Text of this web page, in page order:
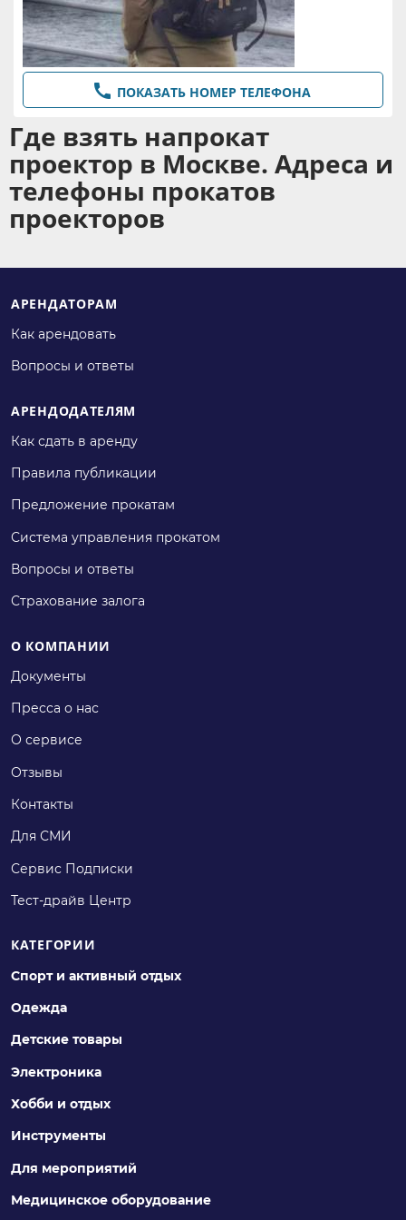
комбайны
Пылесосы
Хлебопечки Другое,Другое
Другое,Другое,Другое
 ПОКАЗАТЬ НОМЕР ТЕЛЕФОНА
Где взять напрокат
проектор в Москве. Адреса и
телефоны прокатов
проекторов
АРЕНДАТОРАМ
Как арендовать
Вопросы и ответы
АРЕНДОДАТЕЛЯМ
Как сдать в аренду
Правила публикации
Предложение прокатам
Система управления прокатом
Вопросы и ответы
Страхование залога
О КОМПАНИИ
Документы
Пресса о нас
О сервисе
Отзывы
Контакты
Для СМИ
Сервис Подписки
Тест-драйв Центр
КАТЕГОРИИ
Спорт и активный отдых
Одежда
Детские товары
Электроника
Хобби и отдых
Инструменты
Для мероприятий
Медицинское оборудование